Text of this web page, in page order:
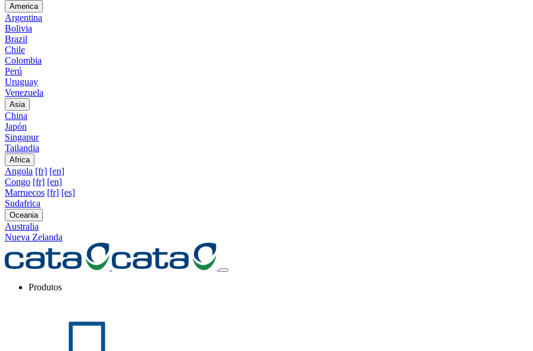
America
Argentina
Bolivia
Brazil
Chile
Colombia
Perú
Uruguay
Venezuela
Asia
China
Japón
Singapur
Tailandia
Africa
Angola [fr] [en]
Congo [fr] [en]
Marruecos [fr] [es]
Sudafrica
Oceania
Australia
Nueva Zelanda
Produtos